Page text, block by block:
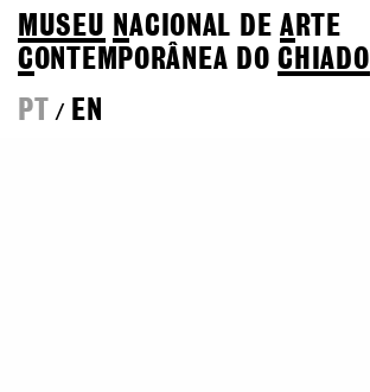
MUSEU NACIONAL DEA RTE
CONTEMPORÂNEA DOCHIADO
PT
/ EN